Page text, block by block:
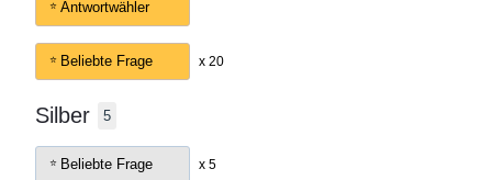
Antwortwähler
Beliebte Frage x 20
Silber 5
Beliebte Frage x 5